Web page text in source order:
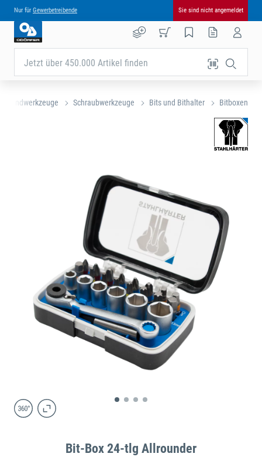
Nur für Gewerbetreibende Sie sind nicht angemeldet
Jetzt über 450.000 Artikel finden
Handwerkzeuge Schraubwerkzeuge Bits und Bithalter Bitboxen
Bit-Box 24-tlg Allrounder